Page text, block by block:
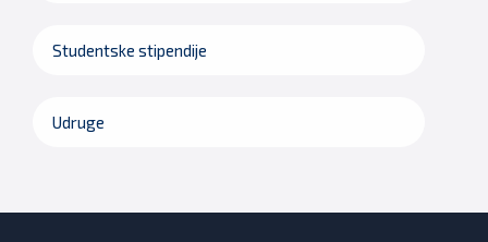
Studentske stipendije
Udruge